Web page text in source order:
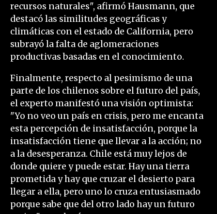
recursos naturales", afirmó Hausmann, que
destacó las similitudes geográficas y
climáticas con el estado de California, pero
subrayó la falta de aglomeraciones
productivas basadas en el conocimiento.
Finalmente, respecto al pesimismo de una
parte de los chilenos sobre el futuro del país,
el experto manifestó una visión optimista:
"Yo no veo un país en crisis, pero me encanta
esta percepción de insatisfacción, porque la
insatisfacción tiene que llevar a la acción; no
a la desesperanza. Chile está muy lejos de
donde quiere y puede estar. Hay una tierra
prometida y hay que cruzar el desierto para
llegar a ella, pero uno lo cruza entusiasmado
porque sabe que del otro lado hay un futuro